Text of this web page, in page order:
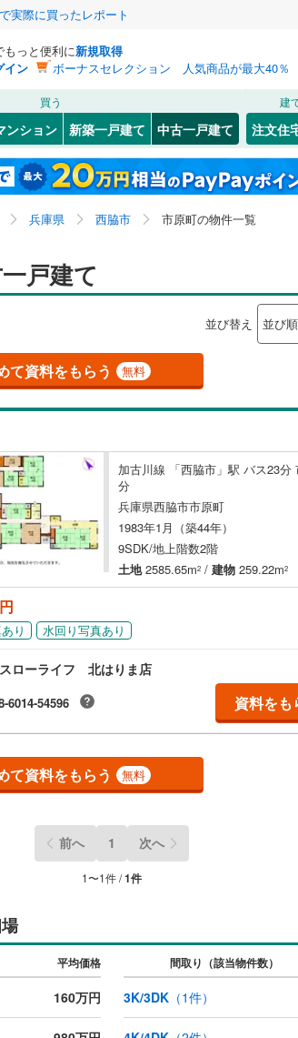
実際に買ったレポート
もっと便利に新規取得
イン
ボーナスセレクション 人気商品が最大40％
買う
ンション 新築一戸建て 中古一戸建て
建
注文住
兵庫県 西脇市 市原町の物件一覧
戸建て
並び替え
て資料をもらう 無料
加古川線 「西脇市」駅 バス23
分
兵庫県西脇市市原町
1983年1月（築44年）
9SDK/地上階数2階
土地2585.65m2 / 建物 259.22m2
り 水回り写真あり
ローライフ 北はりま店
6014-54596 資料をも
て資料をもらう 無料
前へ 1 次へ
1〜1件 /1件
平均価格 間取り（該当物件数）
160万円 3K/3DK（1件）
岩手 宮城 秋田
神奈川 埼玉 千葉
長野
三重
兵庫
島根 岡山 広島
香川 愛媛 高知
長崎
(69) 灘区(48)
(29) 須磨区(48)
46 ) 中央区
(321)
洲本市
相生市(9)
市(51)
(143) 三木市(7)
(111) 小野市(1)
(3)
(32) 南あわじ市
市(11) 川辺郡猪
稲美町(1)
福崎町
佐用郡佐用
(1) 上野(1)
(2) 比延町(1)
茜が丘( ) 黒田庄町大伏
町門柳(1)
本線（JR西日本）(0) 福知山線(0)
線(1) 播但線(0)
(0) 山陰本線(0)
幹線(0)
営地下鉄西神・山手線
阪急今津線(0
陽線(0) 阪急宝塚本線
庫川線(0)
鉄有馬線(0) 神戸電鉄三
鉄公園都市線(0) 山陽電鉄本線
高速線（東西線）
)
営地下鉄北神線
) 神戸新交通
行( 0)
ム、リノベーション
ーション・リフォーム
築古・築
0）
2台以上（0） ビルトイ
防犯カメラ
バリアフ
向け
平屋・1階
スルーム（納戸）（0）
の駅が始発駅（0） 海まで2km
、建ち方、日当たり
以上（0）
（0）
グダイニング15畳以上
）
、契約、入居関連など
可能（0）
検索条件を保存しま
この検索条件の新着物件通知は、 マイペ
保存した条件を見
兵庫県、西脇市、市原町
検索条件を保存
マイページ
お気に入
閉じる
お気に入
閉じる